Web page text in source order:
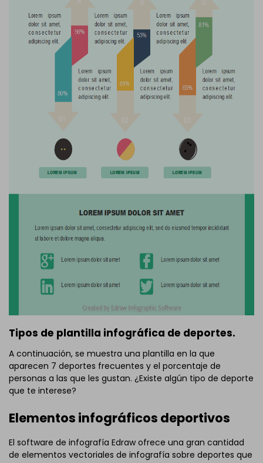
Tipos de plantilla infográfica de deportes.
A continuación, se muestra una plantilla en la que
aparecen 7 deportes frecuentes y el porcentaje de
personas a las que les gustan. ¿Existe algún tipo de deporte
que te interese?
Elementos infográficos deportivos
El software de infografía Edraw ofrece una gran cantidad
de elementos vectoriales de infografía sobre deportes que